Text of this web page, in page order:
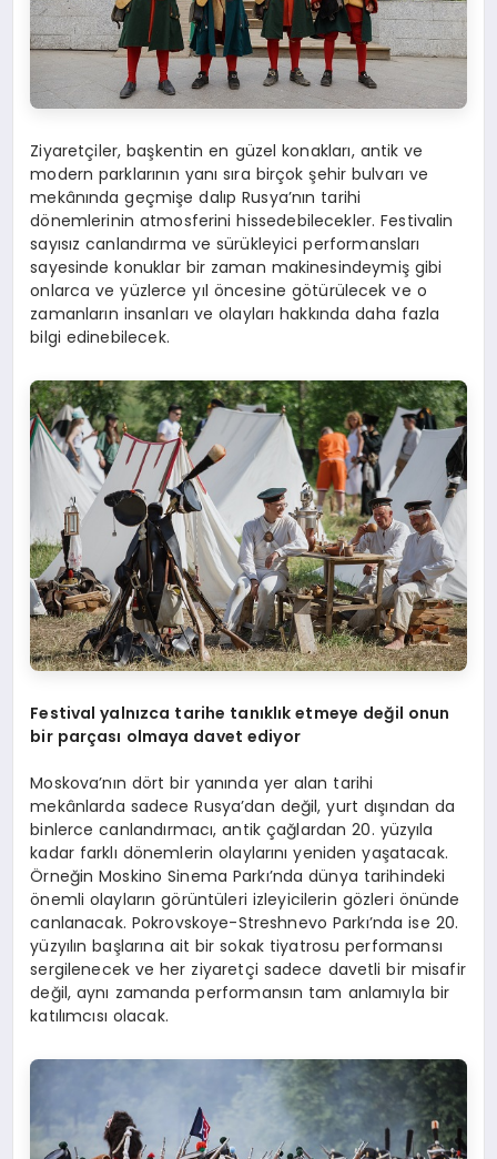
Ziyaretçiler, başkentin en güzel konakları, antik ve
modern parklarının yanı sıra birçok şehir bulvarı ve
mekânında geçmişe dalıp Rusya’nın tarihi
dönemlerinin atmosferini hissedebilecekler. Festivalin
sayısız canlandırma ve sürükleyici performansları
sayesinde konuklar bir zaman makinesindeymiş gibi
onlarca ve yüzlerce yıl öncesine götürülecek ve o
zamanların insanları ve olayları hakkında daha fazla
bilgi edinebilecek.
Festival yalnızca tarihe tanıklık etmeye değil onun
bir parçası olmaya davet ediyor
Moskova’nın dört bir yanında yer alan tarihi
mekânlarda sadece Rusya’dan değil, yurt dışından da
binlerce canlandırmacı, antik çağlardan 20. yüzyıla
kadar farklı dönemlerin olaylarını yeniden yaşatacak.
Örneğin Moskino Sinema Parkı’nda dünya tarihindeki
önemli olayların görüntüleri izleyicilerin gözleri önünde
canlanacak. Pokrovskoye-Streshnevo Parkı’nda ise 20.
yüzyılın başlarına ait bir sokak tiyatrosu performansı
sergilenecek ve her ziyaretçi sadece davetli bir misafir
değil, aynı zamanda performansın tam anlamıyla bir
katılımcısı olacak.